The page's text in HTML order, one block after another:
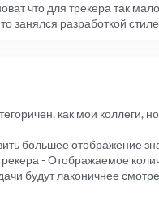
что для трекера так
занялся разработкой
как мои коллеги,
большее отображение
- Отображаемое
будут лаконичнее